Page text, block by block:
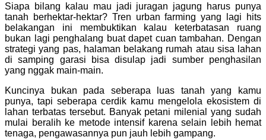
Siapa bilang kalau mau jadi juragan jagung harus punya
tanah berhektar-hektar? Tren urban farming yang lagi hits
belakangan ini membuktikan kalau keterbatasan ruang
bukan lagi penghalang buat dapet cuan tambahan. Dengan
strategi yang pas, halaman belakang rumah atau sisa lahan
di samping garasi bisa disulap jadi sumber penghasilan
yang nggak main-main.
Kuncinya bukan pada seberapa luas tanah yang kamu
punya, tapi seberapa cerdik kamu mengelola ekosistem di
lahan terbatas tersebut. Banyak petani milenial yang sudah
mulai beralih ke metode intensif karena selain lebih hemat
tenaga, pengawasannya pun jauh lebih gampang.